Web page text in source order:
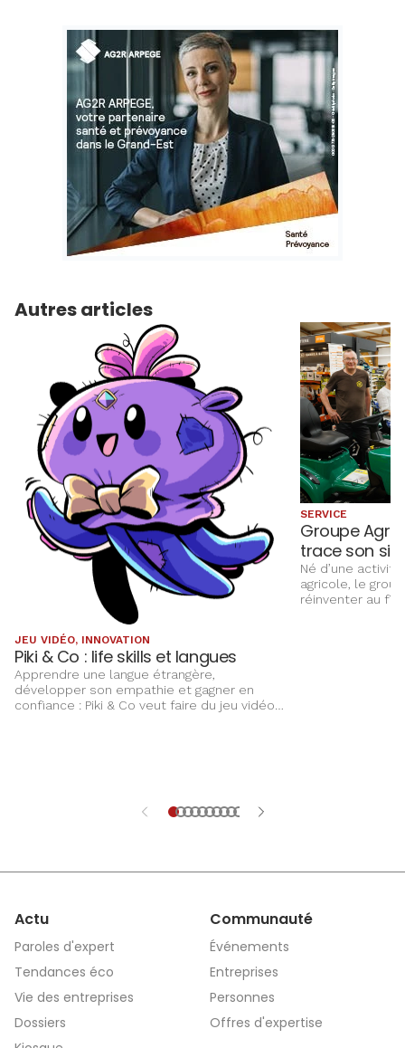
Autres articles
JEU VIDÉO, INNOVATION
Piki & Co : life skills et langues
Apprendre une langue étrangère,
développer son empathie et gagner en
confiance : Piki & Co veut faire du jeu vidéo
SERVICE
Groupe Agri
trace son
Né d’une
agricole, le
réinventer au fil
Actu
Paroles d'expert
Tendances éco
Vie des entreprises
Dossiers
Communauté
Événements
Entreprises
Personnes
Offres d'expertise